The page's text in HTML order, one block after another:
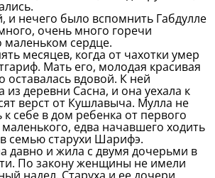
и нечего было вспомнить Габдулле
очень много горечи
маленьком сердце.
месяцев, когда от чахотки умер
Мать его, молодая красивая
оставалась вдовой. К ней
из деревни Сасна, и она уехала к
верст от Кушлавыча. Мулла не
себе в дом ребенка от первого
едва начавшего ходить
семью старухи Шарифэ.
давно и жила с двумя дочерьми в
По закону женщины не имели